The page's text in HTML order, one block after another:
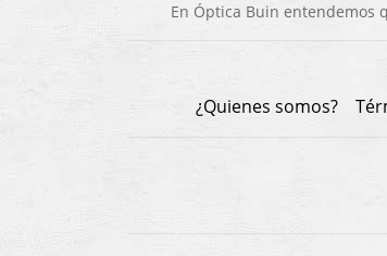
En Óptica Buin entendemos
¿Quienes somos?